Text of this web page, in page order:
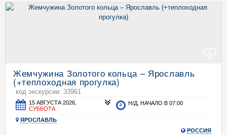
Жемчужина Золотого кольца – Ярославль
(+теплоходная прогулка)
код экскурсии: 33961
15 АВГУСТА 2026,
СУББОТА
Н/Д, НАЧАЛО В 07:00
ЯРОСЛАВЛЬ
РОССИЯ